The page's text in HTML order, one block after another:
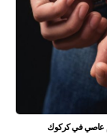
عاصي في كركوك